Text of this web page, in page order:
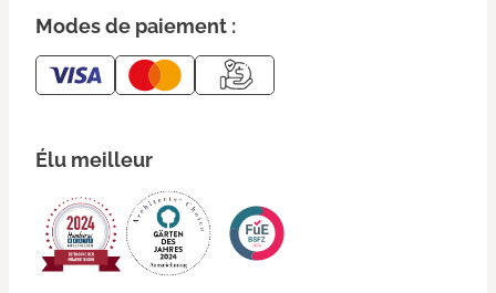
Modes de paiement :
Élu meilleur